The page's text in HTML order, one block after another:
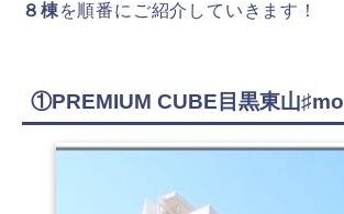
８棟を順番にご紹介していきます！
①PREMIUM CUBE目黒東山♯mo